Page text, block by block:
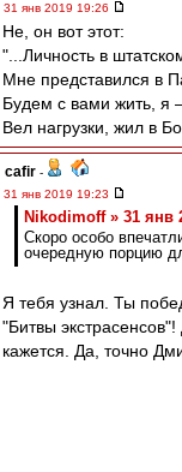
31 янв 2019 19:26
Не, он вот этот:
"...Личность в
Мне представился в
Будем с вами жить, я
Вел нагрузки, жил в
cafir -
31 янв 2019 19:23
Nikodimoff » 31 янв
Скоро особо
очередную порцию
Я тебя узнал. Ты
"Битвы экстрасенсов"!
кажется. Да, точно